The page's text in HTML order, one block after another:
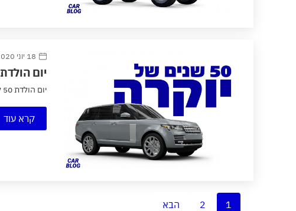
18 יוני 2020
יום הולדת 50 לריינג׳ רובר עם גרסת רטרו במהדורה מוגבלת
יום הולדת 50 לריינג׳ רובר עם גרסת רטרו במהדורה מוגבלת למרות תקופה לא פשוטה שעוברת עליה לאור משבר הקורונה...
קרא עוד
1
2 הבא